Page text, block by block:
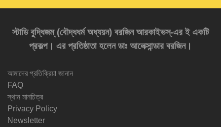
স্টাডি বুদ্ধিজম্‌ (বৌদ্ধধর্ম অধ্যয়ন) বরজিন আরকাইভস্‌-এর ই একটি
প্রকল্প। এর প্রতিষ্ঠাতা হলেন ডাঃ আলেক্সান্ডার বরজিন।
আমাদের প্রতিক্রিয়া জানান
FAQ
স্থান মানচিত্র
Privacy Policy
Newsletter